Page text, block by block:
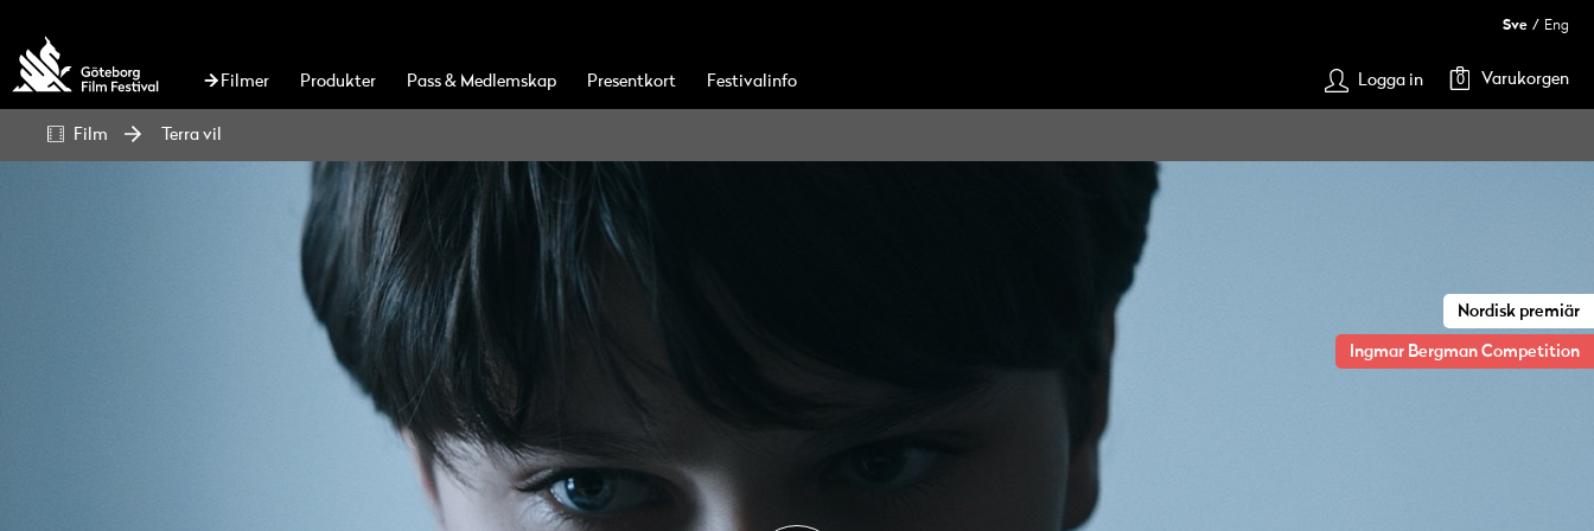
Sve Eng
Filmer Produkter Pass & Medlemskap Presentkort Festivalinfo Logga in 0 Varukorgen
Film Terra vil
Nordisk premiär
Ingmar Bergman Competition